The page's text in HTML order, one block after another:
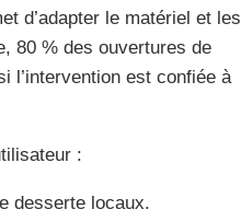
d’adapter le matériel et les
80 % des ouvertures de
l’intervention est confiée à
:
desserte locaux.